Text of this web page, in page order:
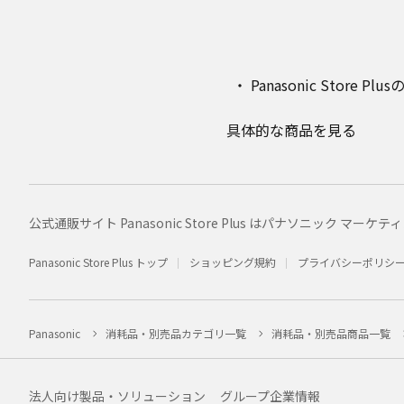
Panasonic Store Plus
具体的な商品を見る
公式通販サイト Panasonic Store Plus はパナソニック マーケテ
Panasonic Store Plus トップ ショッピング規約 プライバシーポリシー
Panasonic 消耗品・別売品カテゴリ一覧 消耗品・別売品商品一覧
法人向け製品・ソリューション グループ企業情報